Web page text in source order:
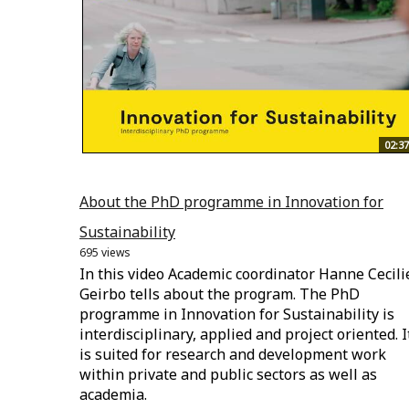
02:37
About the PhD programme in Innovation for
Sustainability
695 views
In this video Academic coordinator Hanne
Geirbo tells about the program. The PhD
programme in Innovation for Sustainability is
interdisciplinary, applied and project oriented.
is suited for research and development work
within private and public sectors as well as
academia.